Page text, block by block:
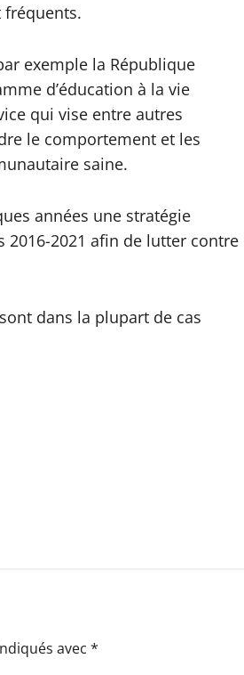
fréquents.
exemple la République
d’éducation à la vie
qui vise entre autres
le comportement et les
saine.
années une stratégie
2021 afin de lutter contre
dans la plupart de cas
avec *